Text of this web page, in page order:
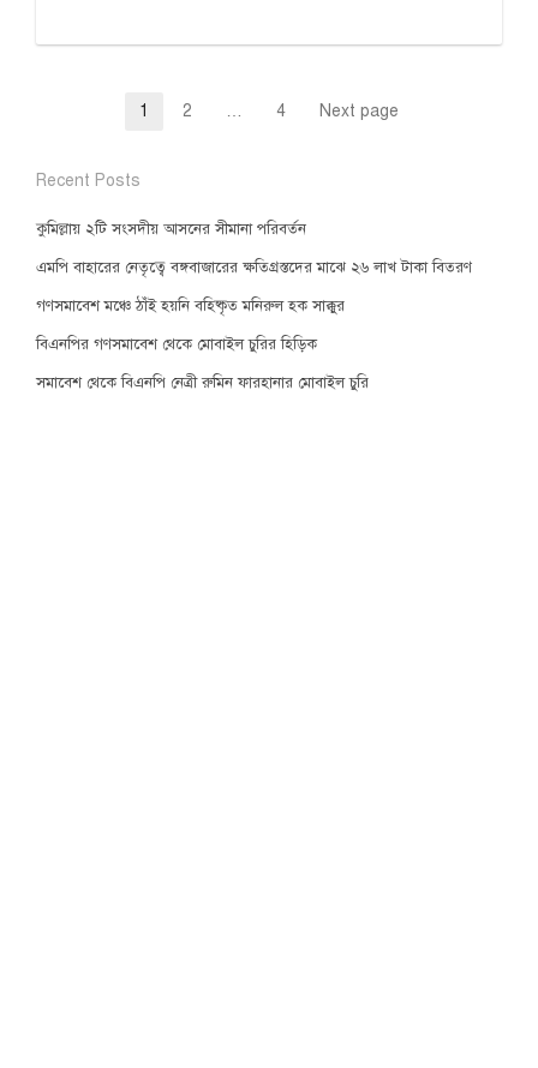
Page
1 Page
2 … Page
4 Next page
Recent Posts
কুমিল্লায় ২টি সংসদীয় আসনের সীমানা পরিবর্তন
এমপি বাহারের নেতৃত্বে বঙ্গবাজারের ক্ষতিগ্রস্তদের মাঝে ২৬ লাখ টাকা বিতরণ
গণসমাবেশ মঞ্চে ঠাঁই হয়নি বহিষ্কৃত মনিরুল হক সাক্কুর
বিএনপির গণসমাবেশ থেকে মোবাইল চুরির হিড়িক
সমাবেশ থেকে বিএনপি নেত্রী রুমিন ফারহানার মোবাইল চুরি